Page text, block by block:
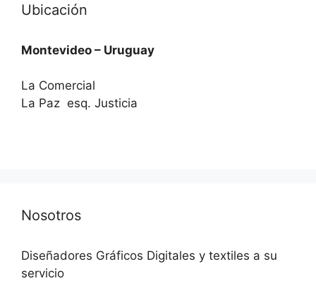
Ubicación
Montevideo – Uruguay
La Comercial
La Paz esq. Justicia
Nosotros
Diseñadores Gráficos Digitales y textiles a su
servicio